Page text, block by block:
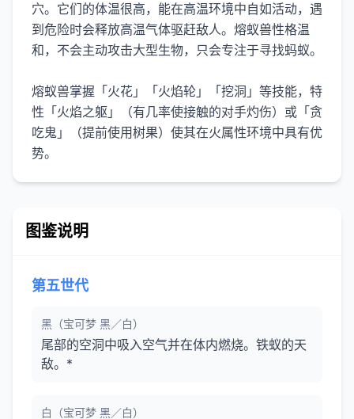
穴。它们的体温很高，能在高温环境中自如活动，遇
到危险时会释放高温气体驱赶敌人。熔蚁兽性格温
和，不会主动攻击大型生物，只会专注于寻找蚂蚁。
熔蚁兽掌握「火花」「火焰轮」「挖洞」等技能，特
性「火焰之躯」（有几率使接触的对手灼伤）或「贪
吃鬼」（提前使用树果）使其在火属性环境中具有优
势。
图鉴说明
第五世代
黑（宝可梦 黑／白）
尾部的空洞中吸入空气并在体内燃烧。铁蚁的天
敌。*
白（宝可梦 黑／白）